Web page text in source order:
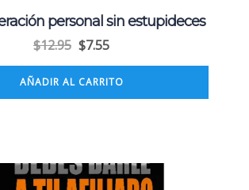
personal sin estupideces
$12.95 $7.55
AÑADIR AL CARRITO